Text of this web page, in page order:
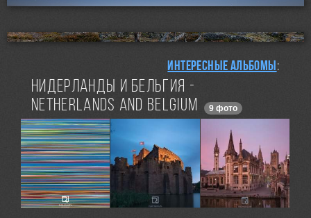
Интересные альбомы:
Нидерланды и Бельгия -
Netherlands and Belgium
9 фото